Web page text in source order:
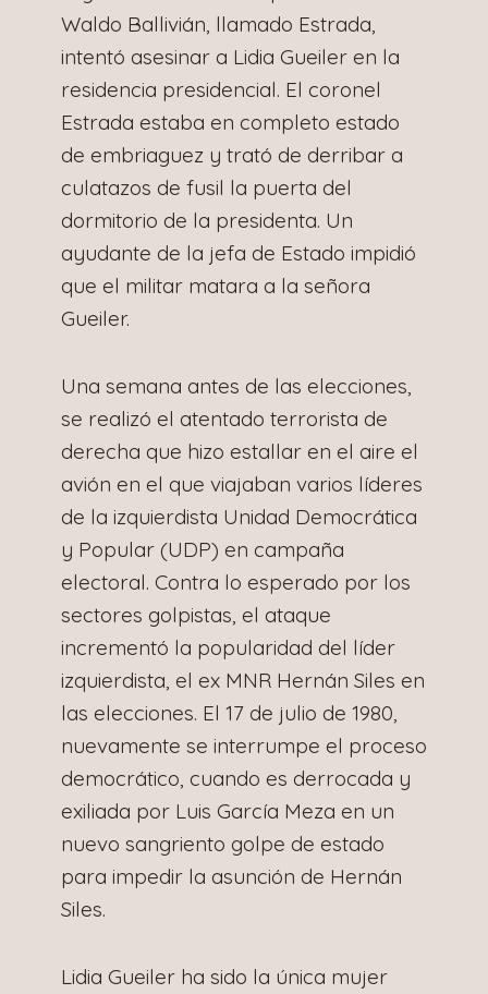
Waldo Ballivián, llamado Estrada,
intentó asesinar a Lidia Gueiler en la
residencia presidencial. El coronel
Estrada estaba en completo estado
de embriaguez y trató de derribar a
culatazos de fusil la puerta del
dormitorio de la presidenta. Un
ayudante de la jefa de Estado impidió
que el militar matara a la señora
Gueiler.
Una semana antes de las elecciones,
se realizó el atentado terrorista de
derecha que hizo estallar en el aire el
avión en el que viajaban varios líderes
de la izquierdista Unidad Democrática
y Popular (UDP) en campaña
electoral. Contra lo esperado por los
sectores golpistas, el ataque
incrementó la popularidad del líder
izquierdista, el ex MNR Hernán Siles en
las elecciones. El 17 de julio de 1980,
nuevamente se interrumpe el proceso
democrático, cuando es derrocada y
exiliada por Luis García Meza en un
nuevo sangriento golpe de estado
para impedir la asunción de Hernán
Siles.
Lidia Gueiler ha sido la única mujer